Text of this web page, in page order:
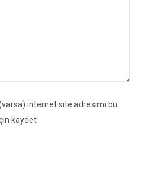
internet site adresimi bu
kaydet